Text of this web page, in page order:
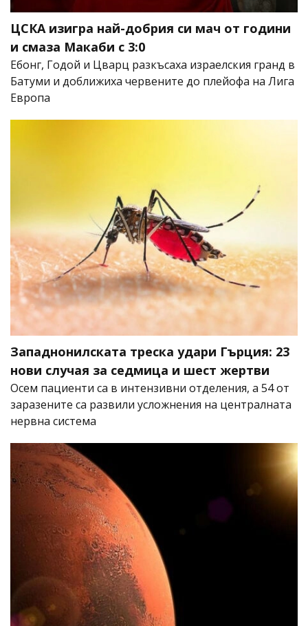
ЦСКА изигра най-добрия си мач от години
и смаза Макаби с 3:0
Ебонг, Годой и Цварц разкъсаха израелския гранд в
Батуми и доближиха червените до плейофа на Лига
Европа
Западнонилската треска удари Гърция: 23
нови случая за седмица и шест жертви
Осем пациенти са в интензивни отделения, а 54 от
заразените са развили усложнения на централната
нервна система